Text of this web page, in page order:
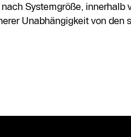
Systemgröße, innerhalb
Unabhängigkeit von den